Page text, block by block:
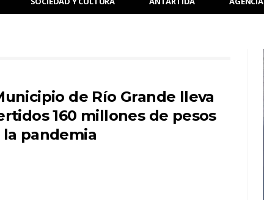
de Río Grande lleva
160 millones de pesos
la pandemia